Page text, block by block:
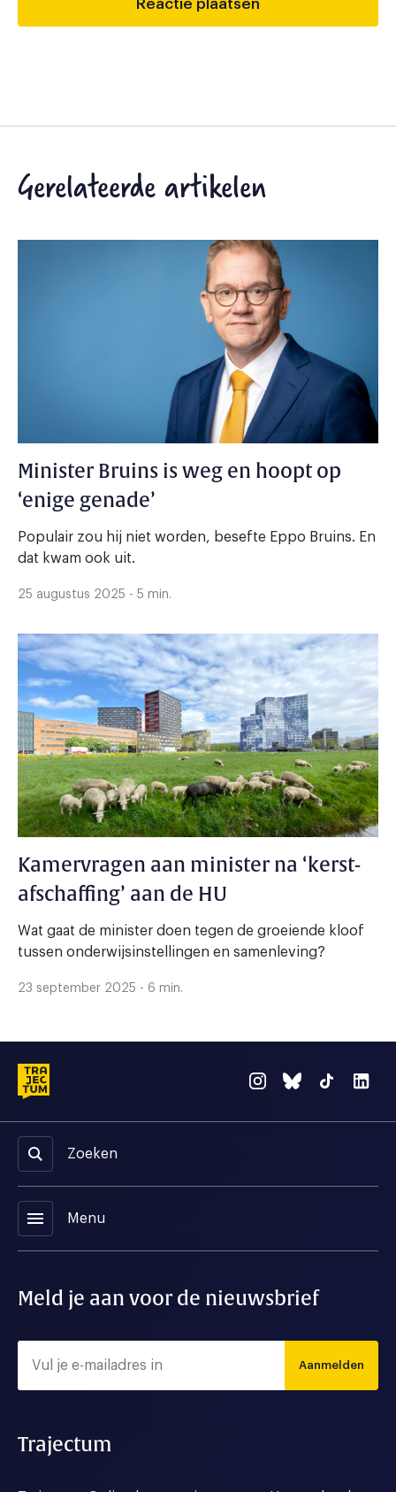
Gerelateerde artikelen
Minister Bruins is weg en hoopt op
‘enige genade’
Populair zou hij niet worden, besefte Eppo Bruins. En
dat kwam ook uit.
25 augustus 2025 - 5 min.
Kamervragen aan minister na ‘kerst-
afschaffing’ aan de HU
Wat gaat de minister doen tegen de groeiende kloof
tussen onderwijsinstellingen en samenleving?
23 september 2025 - 6 min.
Zoeken
menu Menu
Meld je aan voor de nieuwsbrief
Aanmelden
Trajectum